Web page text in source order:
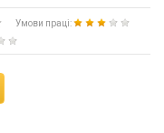
Умови праці: